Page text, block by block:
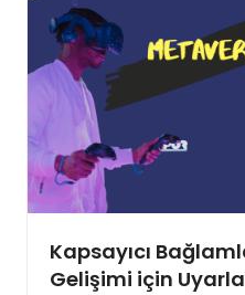
Kapsayıcı
Gelişimi için